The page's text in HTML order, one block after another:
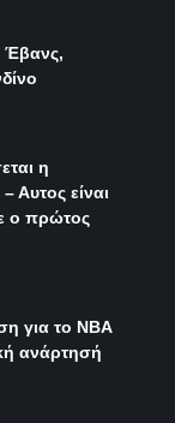
Έβανς,
η
Αυτος είναι
ο πρώτος
για το NBA
ανάρτησή